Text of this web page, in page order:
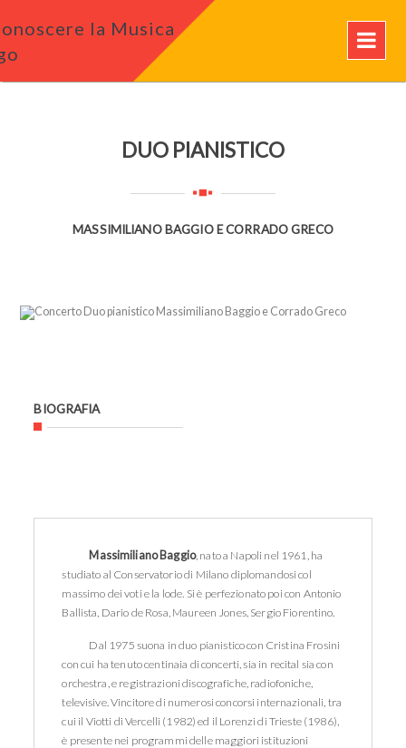
DUO PIANISTICO
MASSIMILIANO BAGGIO E CORRADO GRECO
BIOGRAFIA
Massimiliano Baggio, nato a Napoli nel 1961, ha
studiato al Conservatorio di Milano diplomandosi col
massimo dei voti e la lode. Si è perfezionato poi con Antonio
Ballista, Dario de Rosa, Maureen Jones, Sergio Fiorentino.
Dal 1975 suona in duo pianistico con Cristina Frosini
con cui ha tenuto centinaia di concerti, sia in recital sia con
orchestra, e registrazioni discografiche, radiofoniche,
televisive. Vincitore di numerosi concorsi internazionali, tra
cui il Viotti di Vercelli (1982) ed il Lorenzi di Trieste (1986),
è presente nei programmi delle maggiori istituzioni